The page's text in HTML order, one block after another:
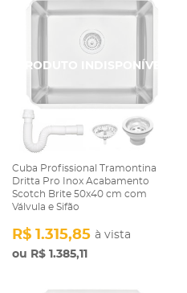
Cuba Profissional Tramontina
Dritta Pro Inox Acabamento
Scotch Brite 50x40 cm com
Válvula e Sifão
R$ 1.385,11
R$ 1.315,85 à vista